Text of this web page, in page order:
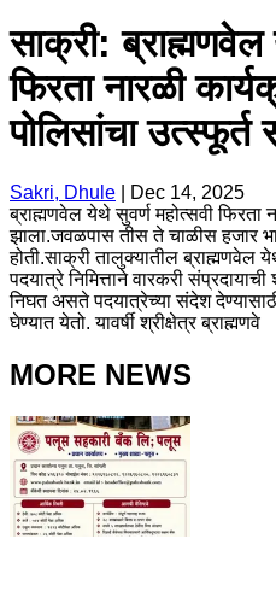
साक्री:
फिरता नारळी
पोलिसांचा उत्स्फूर्त
Sakri, Dhule
Dec 14, 2025
ब्राह्मणवेल येथे सुवर्ण महोत्सवी फिरता
झाला.जवळपास तीस ते चाळीस हजार
होती.साक्री तालुक्यातील ब्राह्मणवेल
पदयात्रे निमित्ताने वारकरी
निघत असते पदयात्रेच्या संदेश देण्यासाठी
घेण्यात येतो. यावर्षी श्रीक्षेत्र ब्राह्मणवे
MORE NEWS